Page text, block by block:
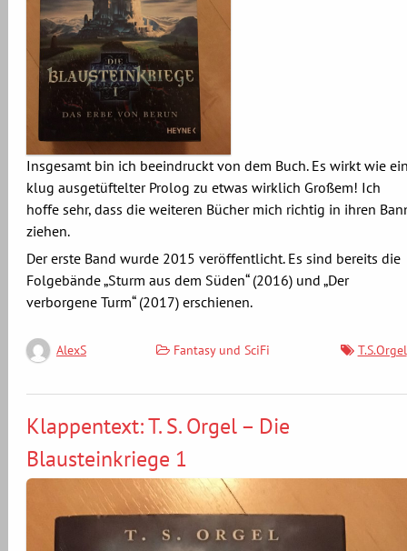
Insgesamt bin ich beeindruckt von dem Buch. Es wirkt wie
klug ausgetüftelter Prolog zu etwas wirklich Großem! Ich
hoffe sehr, dass die weiteren Bücher mich richtig in ihren
ziehen.
Der erste Band wurde 2015 veröffentlicht. Es sind bereits die
Folgebände „Sturm aus dem Süden“ (2016) und „Der
verborgene Turm“ (2017) erschienen.
AlexS Fantasy und SciFi T.S.Orgel
Klappentext: T. S. Orgel – Die
Blausteinkriege 1